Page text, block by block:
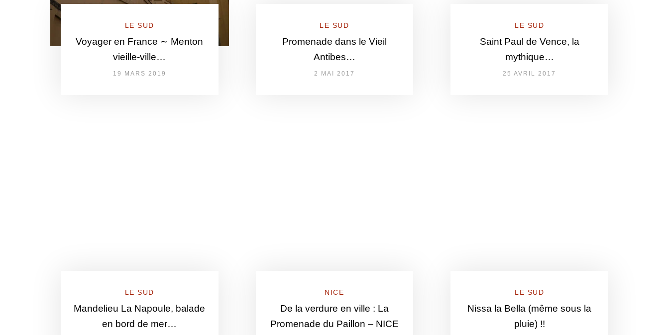
LE SUD
Voyager en France ∼ Menton
vieille-ville…
19 MARS 2019
LE SUD
Promenade dans le Vieil
Antibes…
2 MAI 2017
LE SUD
Saint Paul de Vence, la
mythique…
25 AVRIL 2017
LE SUD
Mandelieu La Napoule, balade
en bord de mer…
NICE
De la verdure en ville : La
Promenade du Paillon – NICE
LE SUD
Nissa la Bella (même sous la
pluie) !!